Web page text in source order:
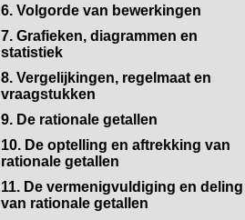
6. Volgorde van bewerkingen
7. Grafieken, diagrammen en
statistiek
8. Vergelijkingen, regelmaat en
vraagstukken
9. De rationale getallen
10. De optelling en aftrekking van
rationale getallen
11. De vermenigvuldiging en deling
van rationale getallen